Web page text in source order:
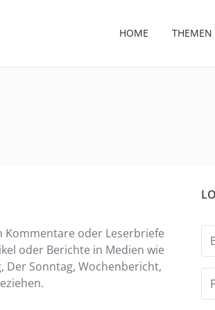
HOME THEMEN
Kommentare oder Leserbriefe
oder Berichte in Medien wie
Der Sonntag, Wochenbericht,